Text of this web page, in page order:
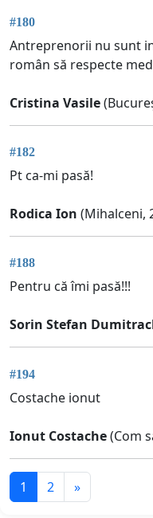
#180
Antreprenorii nu sunt
român să respecte
Cristina Vasile
#182
Pt ca-mi pasă!
Rodica Ion (Mihalceni,
#188
Pentru că îmi pasă!!!
Sorin Stefan
#194
Costache ionut
Ionut Costache(Com
1 2 »